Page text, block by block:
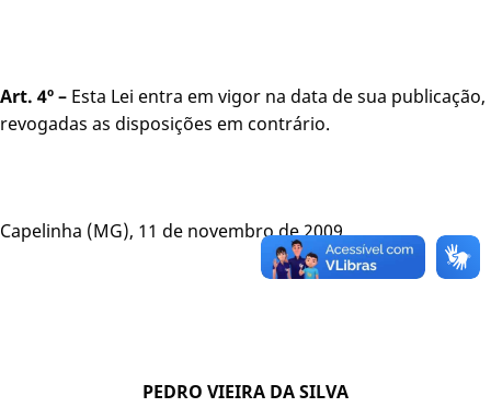
Art. 4º – Esta Lei entra em vigor na data de sua publicação,
revogadas as disposições em contrário.
Capelinha (MG), 11 de novembro de 2009.
PEDRO VIEIRA DA SILVA